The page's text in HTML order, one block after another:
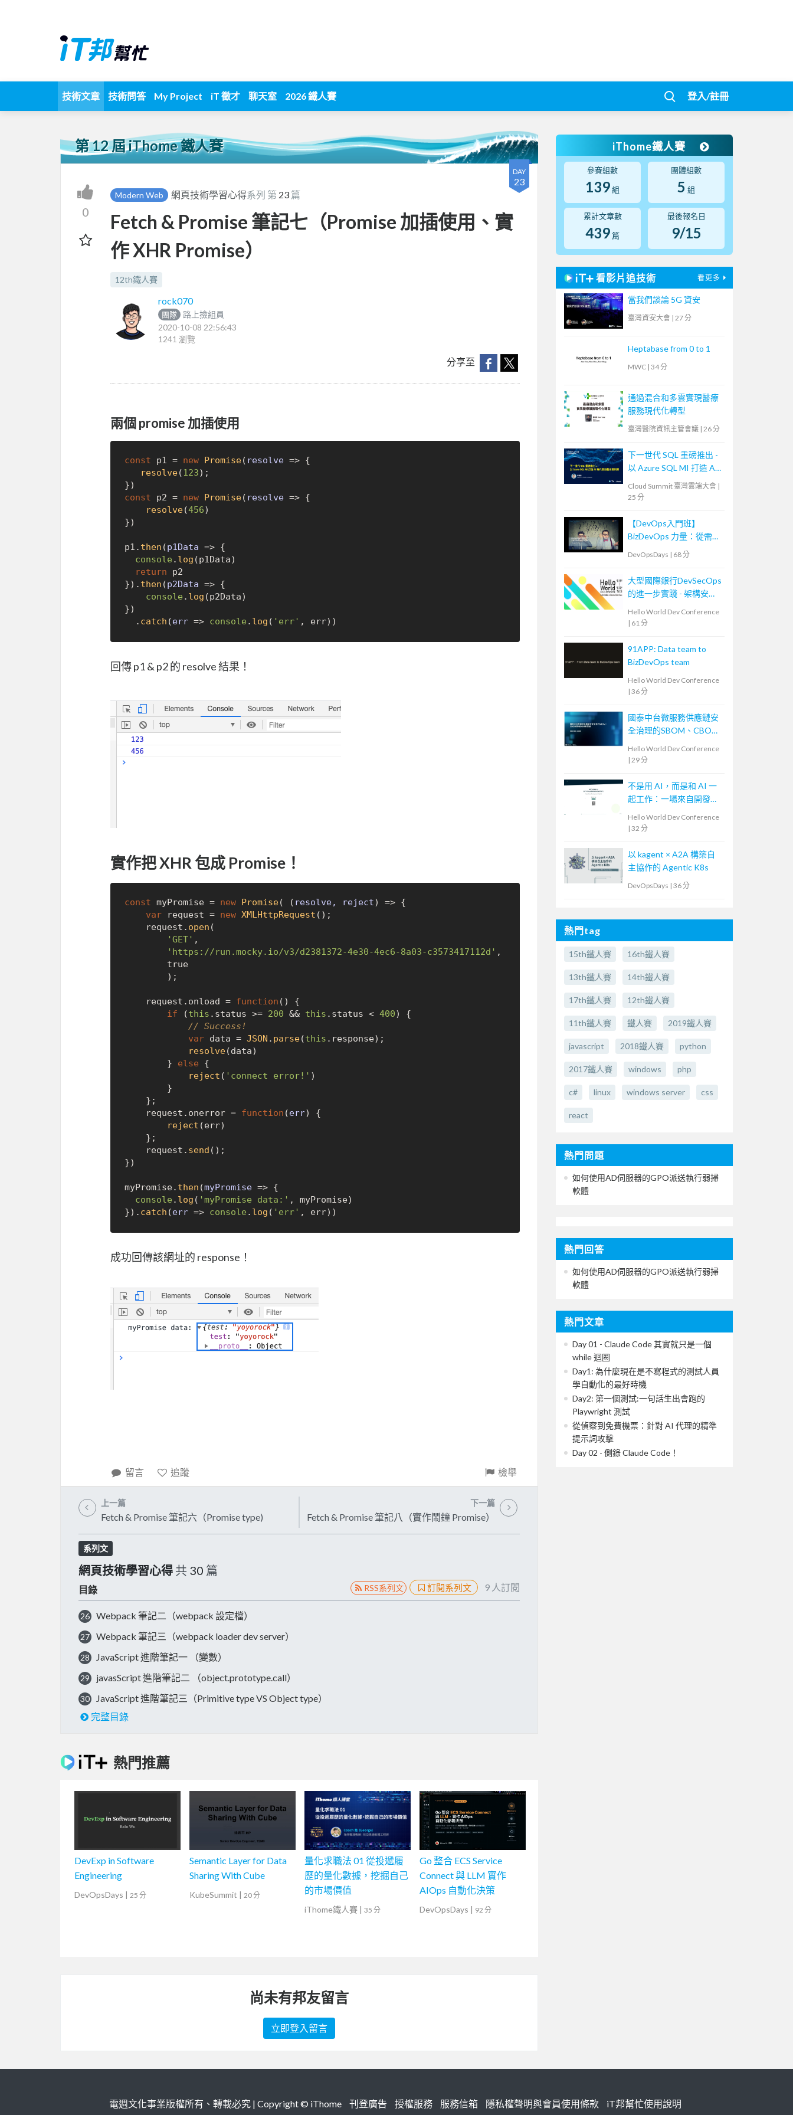
技術文章 技術問答 My Project iT 徵才 聊天室 2026 鐵人賽 登入/註冊
第 12 屆 iThome 鐵人賽
DAY
23
0
Modern Web 網頁技術學習心得系列 第 23 篇
Fetch & Promise 筆記七（Promise 加插使用、實
作 XHR Promise）
12th鐵人賽
rock070
團隊
路上撿組員
2020-10-08 22:56:43
1241 瀏覽
分享至
兩個 promise 加插使用
const p1 = new Promise( resolve => {
resolve(123);
const p2 = new Promise( resolve => {
resolve(456)
})
p1. then (p1Data => {
console . log (p1Data)
return p2
}). then (p2Data => {
console . log (p2Data)
})
  .
catch (err => console . log ( 'err'
回傳 p1 & p2 的 resolve 結果！
實作把 XHR 包成 Promise！
const myPromise = new Promise( ( resolve, reject) => {
var request = new XMLHttpRequest ();
    request.
open (
'GET' ,
'https://run.mocky.io/v3/d2381372-4e30-4ec6-8a03-c3573417112d' ,
true
    request.
onload = function ( ) {
if (this . status >= 200 && this . status < 400) {
// Success!
var data = JSON . parse(this . response);
resolve(data)
        }
else {
reject ( 'connect error!' )
    request.
onerror = function (err) {
reject (err)
    request.
send ();
})
myPromise. then (myPromise => {
console . log ( 'myPromise data:' , myPromise)
}). catch (err => console . log ( 'err'
成功回傳該網址的 response！
留言 追蹤 檢舉
上一篇
Fetch & Promise 筆記六（Promise type)
下一篇
Fetch & Promise 筆記八（實作鬧鐘 Promise）
系列文
網頁技術學習心得 共 30 篇
目錄 RSS系列文 訂閱系列文 9 人訂閱
26 Webpack 筆記二（webpack 設定檔）
27 Webpack 筆記三（webpack loader dev server）
28 JavaScript 進階筆記一 （變數）
29 javasScript 進階筆記二 （object.prototype.call）
30
JavaScript 進階筆記三（Primitive type VS Object type）
完整目錄
熱門推薦
DevExp in Software
Engineering
DevOpsDays | 25 分
Semantic Layer for Data
Sharing With Cube
KubeSummit | 20 分
量化求職法 01 從投遞履
歷的量化數據，挖掘自己
的市場價值
iThome鐵人賽 | 35 分
Go 整合 ECS Service
Connect 與 LLM 實作
AIOps 自動化決策
DevOpsDays | 92 分
尚未有邦友留言
立即登入留言
iThome鐵人賽
參賽組數
139組
團體組數
5 組
累計文章數
439 篇
最後報名日
9/15
看影片追技術 看更多
當我們談論 5G 資安
臺灣資安大會 | 27 分
Heptabase from 0 to 1
MWC | 34 分
通過混合和多雲實現醫療
服務現代化轉型
臺灣醫院資訊主管會議 | 26 分
下一世代 SQL 重磅推出 -
以 Azure SQL MI 打造 AI
時代雲地整合資料庫
Cloud Summit 臺灣雲端大會 |
25 分
【DevOps入門班】
BizDevOps 力量：從需求
轉換到團隊內外溝通
DevOpsDays | 68 分
大型國際銀行DevSecOps
的進一步實踐 - 架構安全
Hello World Dev Conference
| 61 分
91APP: Data team to
BizDevOps team
Hello World Dev Conference
| 36 分
國泰中台微服務供應鏈安
全治理的SBOM、CBOM
Hello World Dev Conference
| 29 分
不是用 AI，而是和 AI 一
起工作：一場來自開發現
Hello World Dev Conference
| 32 分
以 kagent × A2A 構築自
主協作的 Agentic K8s
DevOpsDays | 36 分
熱門tag
15th鐵人賽 16th鐵人賽
13th鐵人賽 14th鐵人賽
17th鐵人賽 12th鐵人賽
11th鐵人賽 鐵人賽 2019鐵人賽
javascript 2018鐵人賽 python
2017鐵人賽 windows php
c# linux windows server css
react
熱門問題
如何使用AD伺服器的GPO派送執行弱掃
軟體
熱門回答
如何使用AD伺服器的GPO派送執行弱掃
軟體
熱門文章
Day 01 - Claude Code 其實就只是一個
while 迴圈
Day1: 為什麼現在是不寫程式的測試人員
學自動化的最好時機
Day2: 第一個測試:一句話生出會跑的
Playwright 測試
從偵察到免費機票：針對 AI 代理的精準
提示詞攻擊
Day 02 - 側錄 Claude Code！
電週文化事業版權所有、轉載必究 | Copyright © iThome 刊登廣告 授權服務 服務信箱 隱私權聲明與會員使用條款 iT邦幫忙使用說明